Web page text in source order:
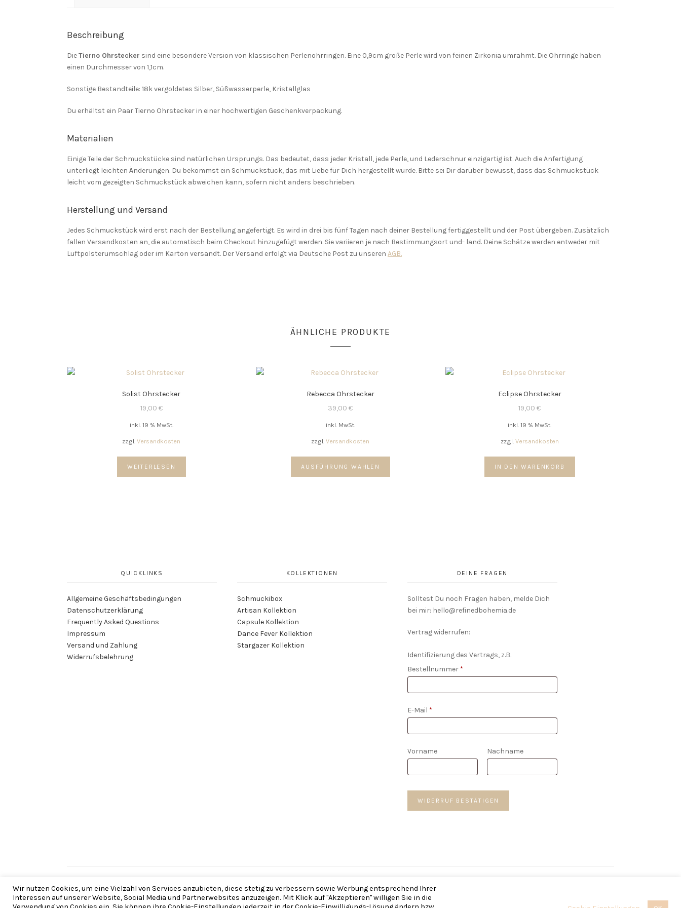
Beschreibung
DieTierno Ohrstecker sind eine besondere Version von klassischen Perlenohrringen. Eine 0,9cm große Perle wird von feinen Zirkonia umrahmt. Die Ohrringe haben
einen Durchmesser von 1,1cm.
Sonstige Bestandteile: 18k vergoldetes Silber, Süßwasserperle, Kristallglas
Du erhältst ein Paar Tierno Ohrstecker in einer hochwertigen Geschenkverpackung.
Materialien
Einige Teile der Schmuckstücke sind natürlichen Ursprungs. Das bedeutet, dass jeder Kristall, jede Perle, und Lederschnur einzigartig ist. Auch die Anfertigung
unterliegt leichten Änderungen. Du bekommst ein Schmuckstück, das mit Liebe für Dich hergestellt wurde. Bitte sei Dir darüber bewusst, dass das Schmuckstück
leicht vom gezeigten Schmuckstück abweichen kann, sofern nicht anders beschrieben.
Herstellung und Versand
Jedes Schmuckstück wird erst nach der Bestellung angefertigt. Es wird in drei bis fünf Tagen nach deiner Bestellung fertiggestellt und der Post übergeben. Zusätzlich
fallen Versandkosten an, die automatisch beim Checkout hinzugefügt werden. Sie variieren je nach Bestimmungsort und- land. Deine Schätze werden entweder mit
Luftpolsterumschlag oder im Karton versandt. Der Versand erfolgt via Deutsche Post zu unseren AGB.
ÄHNLICHE PRODUKTE
Solist Ohrstecker
19,00 €
inkl. 19 % MwSt.
zzgl.Versandkosten
WEITERLESEN
Rebecca Ohrstecker
39,00€
inkl. MwSt.
zzgl.Versandkosten
AUSFÜHRUNG WÄHLEN
Dieses
weist
gewählt
werden
Eclipse Ohrstecker
19,00€
inkl. 19 % MwSt.
zzgl. Versandkosten
IN DEN WARENKORB
QUICKLINKS
Allgemeine Geschäftsbedingungen
Datenschutzerklärung
Frequently Asked Questions
Impressum
Versand und Zahlung
Widerrufsbelehrung
KOLLEKTIONEN
Schmuckibox
Artisan Kollektion
Capsule Kollektion
Dance Fever Kollektion
Stargazer Kollektion
DEINE FRAGEN
Solltest Du noch Fragen haben, melde Dich
bei mir: hello@refinedbohemia.de
Vertrag widerrufen:
Identifizierung des Vertrags, z.B.
Bestellnummer*
E-Mail *
E-
Vorname Nachname
WIDERRUF BESTÄTIGEN
Copyright © 2026 | Refined Bohemia — Made with ♡ imThe Framehouse— Brautschmuck, Everyday und Boho
Wir nutzen Cookies, um eine Vielzahl von Services anzubieten, diese stetig zu verbessern sowie Werbung entsprechend Ihrer
Interessen auf unserer Website, Social Media und Partnerwebsites anzuzeigen. Mit Klick auf "Akzeptieren" willigen Sie in die